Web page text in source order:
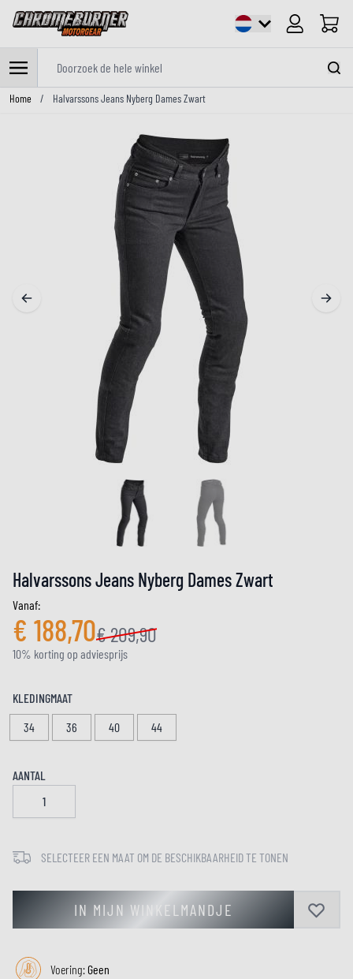
Cart
Ga naar de inhoud
Home / Halvarssons Jeans Nyberg Dames Zwart
Halvarssons Jeans Nyberg Dames Zwart
Vanaf:
€ 188,70€ 209,90
10% korting op adviesprijs
KLEDINGMAAT
34
36 40 44
AANTAL
SELECTEER EEN MAAT OM DE BESCHIKBAARHEID TE TONEN
IN MIJN WINKELMANDJE
Voering:Geen